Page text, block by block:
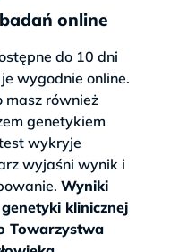
online
do 10 dni
wygodnie online.
masz również
genetykiem
wykryje
wyjaśni wynik i
Wyniki
klinicznej
Towarzystwa